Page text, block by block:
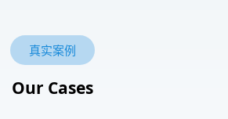
真实案例
Our Cases